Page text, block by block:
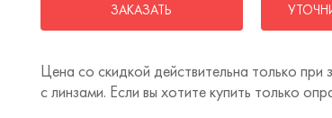
ЗАКАЗАТЬ
Цена со скидкой действительна только при
с линзами. Если вы хотите купить только